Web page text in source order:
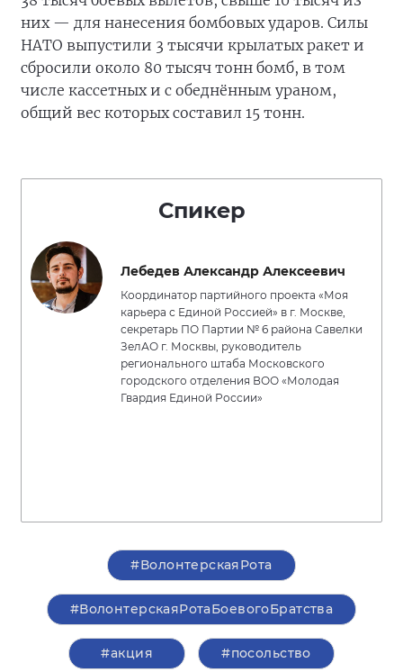
них — для нанесения бомбовых ударов. Силы
НАТО выпустили 3 тысячи крылатых ракет и
сбросили около 80 тысяч тонн бомб, в том
числе кассетных и с обеднённым ураном,
общий вес которых составил 15 тонн.
Спикер
Лебедев Александр Алексеевич
Координатор партийного проекта «Моя
карьера с Единой Россией» в г. Москве,
секретарь ПО Партии № 6 района Савелки
ЗелАО г. Москвы, руководитель
регионального штаба Московского
городского отделения ВОО «Молодая
Гвардия Единой России»
#ВолонтерскаяРота
#ВолонтерскаяРотаБоевогоБратства
#акция #посольство